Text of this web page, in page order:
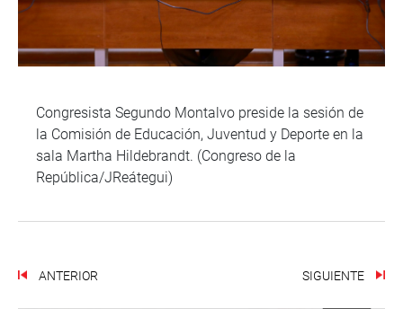
Congresista Segundo Montalvo preside la sesión de
la Comisión de Educación, Juventud y Deporte en la
sala Martha Hildebrandt. (Congreso de la
República/JReátegui)
ANTERIOR SIGUIENTE